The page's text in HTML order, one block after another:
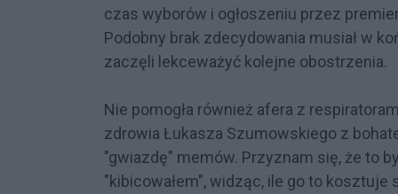
czas wyborów i ogłoszeniu przez
Podobny brak zdecydowania musiał w
zaczęli lekceważyć kolejne obostrzenia.
Nie pomogła również afera z
zdrowia Łukasza Szumowskiego z
"gwiazdę" memów. Przyznam się, że to
"kibicowałem", widząc, ile go to kosztuje